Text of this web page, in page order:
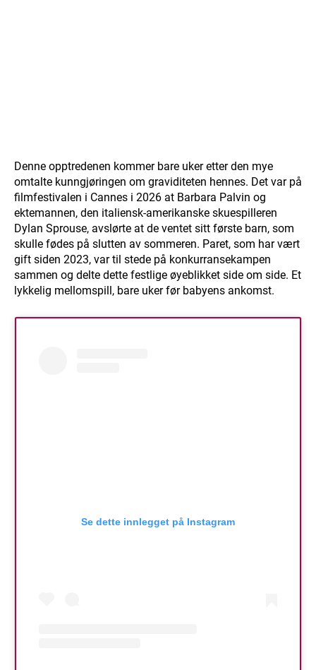
Denne opptredenen kommer bare uker etter den mye
omtalte kunngjøringen om graviditeten hennes. Det var på
filmfestivalen i Cannes i 2026 at Barbara Palvin og
ektemannen, den italiensk-amerikanske skuespilleren
Dylan Sprouse, avslørte at de ventet sitt første barn, som
skulle fødes på slutten av sommeren. Paret, som har vært
gift siden 2023, var til stede på konkurransekampen
sammen og delte dette festlige øyeblikket side om side. Et
lykkelig mellomspill, bare uker før babyens ankomst.
Se dette innlegget på Instagram